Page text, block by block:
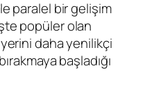
paralel bir gelişim
popüler olan
daha yenilikçi
başladığı